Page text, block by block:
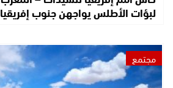
لبؤات الأطلس يواجهن جنوب
مجتمع